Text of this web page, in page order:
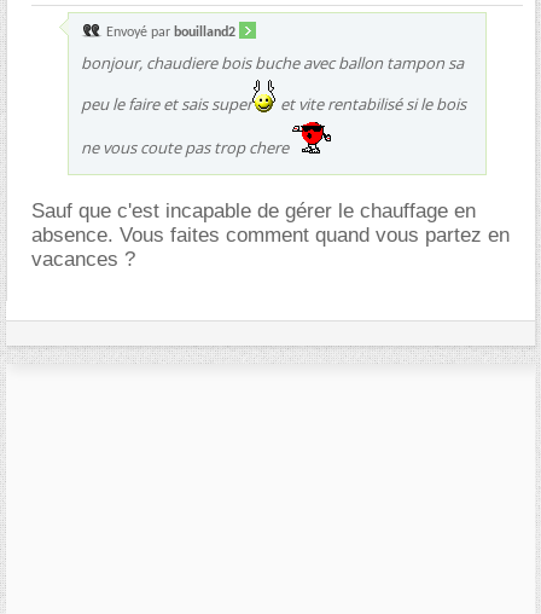
Envoyé par bouilland2
bonjour, chaudiere bois buche avec ballon tampon sa
peu le faire et sais super
et vite rentabilisé si le bois
ne vous coute pas trop chere
Sauf que c'est incapable de gérer le chauffage en
absence. Vous faites comment quand vous partez en
vacances ?